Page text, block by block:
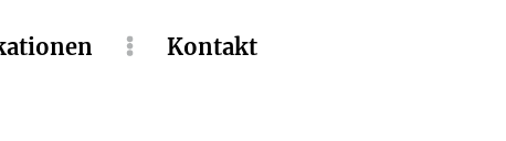
Kontakt